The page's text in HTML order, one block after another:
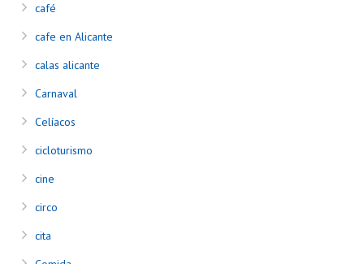
café
cafe en Alicante
calas alicante
Carnaval
Celíacos
cicloturismo
cine
circo
cita